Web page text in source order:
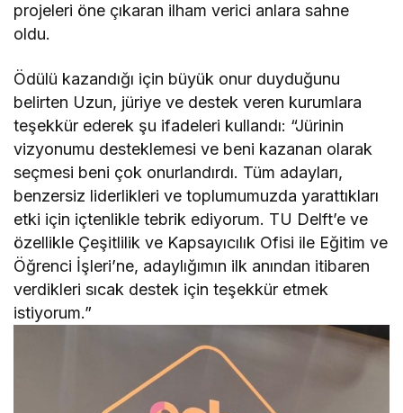
projeleri öne çıkaran ilham verici anlara sahne
oldu.
Ödülü kazandığı için büyük onur duyduğunu
belirten Uzun, jüriye ve destek veren kurumlara
teşekkür ederek şu ifadeleri kullandı: “Jürinin
vizyonumu desteklemesi ve beni kazanan olarak
seçmesi beni çok onurlandırdı. Tüm adayları,
benzersiz liderlikleri ve toplumumuzda yarattıkları
etki için içtenlikle tebrik ediyorum. TU Delft’e ve
özellikle Çeşitlilik ve Kapsayıcılık Ofisi ile Eğitim ve
Öğrenci İşleri’ne, adaylığımın ilk anından itibaren
verdikleri sıcak destek için teşekkür etmek
istiyorum.”